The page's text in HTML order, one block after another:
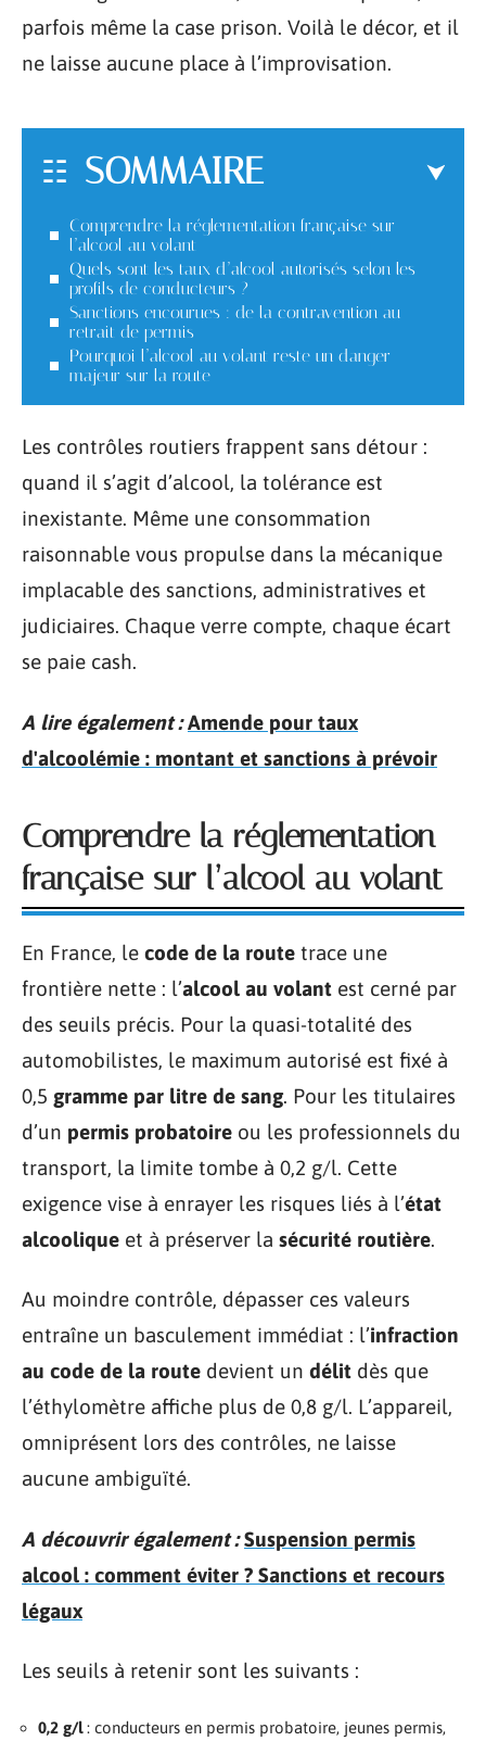
parfois même la case prison. Voilà le décor, et il
ne laisse aucune place à l’improvisation.
SOMMAIRE
Comprendre la réglementation française sur
l’alcool au volant
Quels sont les taux d’alcool autorisés selon les
profils de conducteurs ?
Sanctions encourues : de la contravention au
retrait de permis
Pourquoi l’alcool au volant reste un danger
majeur sur la route
Les contrôles routiers frappent sans détour :
quand il s’agit d’alcool, la tolérance est
inexistante. Même une consommation
raisonnable vous propulse dans la mécanique
implacable des sanctions, administratives et
judiciaires. Chaque verre compte, chaque écart
se paie cash.
A lire également : Amende pour taux
d'alcoolémie : montant et sanctions à prévoir
Comprendre la réglementation
française sur l’alcool au volant
En France, le code de la route trace une
frontière nette : l’alcool au volant est cerné par
des seuils précis. Pour la quasi-totalité des
automobilistes, le maximum autorisé est fixé à
0,5 gramme par litre de sang. Pour les titulaires
d’un permis probatoire ou les professionnels du
transport, la limite tombe à 0,2 g/l. Cette
exigence vise à enrayer les risques liés à l’état
alcoolique et à préserver la sécurité routière.
Au moindre contrôle, dépasser ces valeurs
entraîne un basculement immédiat : l’infraction
au code de la route devient un délit dès que
l’éthylomètre affiche plus de 0,8 g/l. L’appareil,
omniprésent lors des contrôles, ne laisse
aucune ambiguïté.
A découvrir également : Suspension permis
alcool : comment éviter ? Sanctions et recours
légaux
Les seuils à retenir sont les suivants :
0,2 g/l: conducteurs en permis probatoire, jeunes permis,